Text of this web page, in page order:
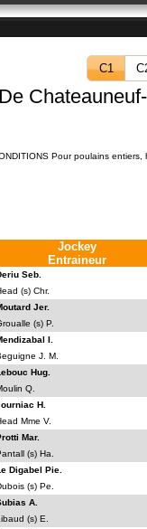
C1
Pour poulains
Jockey
Entraineur
Seb.
(s) Chr.
Jer.
(s) P.
I.
J. M.
Hug.
Q.
H.
Mme V.
Mar.
(s) Ha.
Digabel Pie.
(s) Pe.
A.
(s) E.